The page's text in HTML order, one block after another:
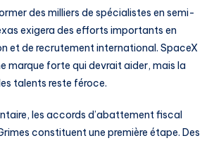
des milliers de spécialistes en semi-
exigera des efforts importants en
et de recrutement international. SpaceX
marque forte qui devrait aider, mais la
talents reste féroce.
les accords d’abattement fiscal
constituent une première étape. Des